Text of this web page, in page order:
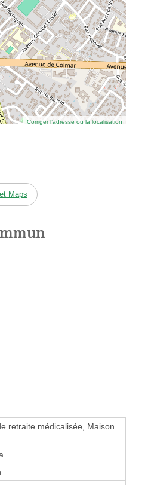
Corriger l’adresse ou la localisation
Maps
retraite médicalisée, Maison